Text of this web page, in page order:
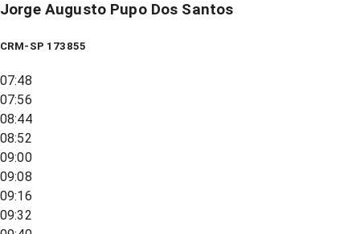
Jorge Augusto Pupo Dos Santos
CRM-SP 173855
07:48
07:56
08:44
08:52
09:00
09:08
09:16
09:32